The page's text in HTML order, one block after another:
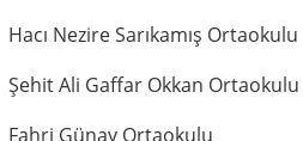
Hacı Nezire Sarıkamış Ortaokulu
Şehit Ali Gaffar Okkan Ortaokulu
Fahri Günay Ortaokulu